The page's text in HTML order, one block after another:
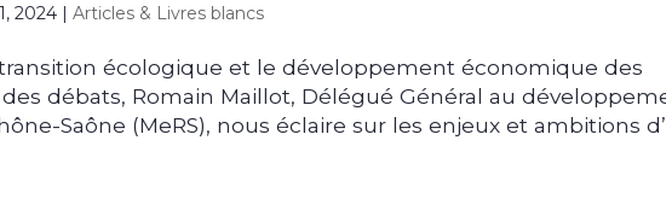
2024 |Articles & Livres blancs
écologique et le développement économique des
débats, Romain Maillot, Délégué Général au
Saône (MeRS), nous éclaire sur les enjeux et ambitions